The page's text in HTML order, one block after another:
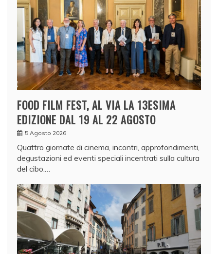
FOOD FILM FEST, AL VIA LA 13ESIMA
EDIZIONE DAL 19 AL 22 AGOSTO
5 Agosto 2026
Quattro giornate di cinema, incontri, approfondimenti,
degustazioni ed eventi speciali incentrati sulla cultura
del cibo.…